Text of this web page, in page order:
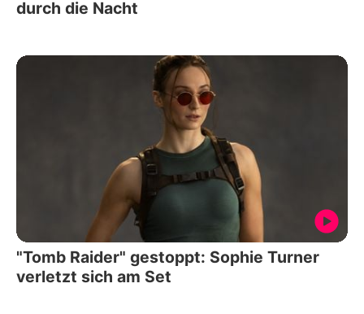
durch die Nacht
"Tomb Raider" gestoppt: Sophie Turner
verletzt sich am Set